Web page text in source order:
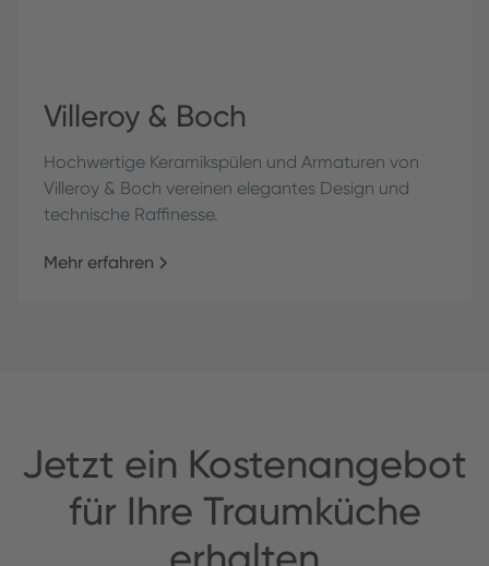
Villeroy & Boch
Hochwertige Keramikspülen und Armaturen von
Villeroy & Boch vereinen elegantes Design und
technische Raffinesse.
Mehr erfahren
Jet­zt ein Kos­te­nange­bot
für Ihre Traumküche